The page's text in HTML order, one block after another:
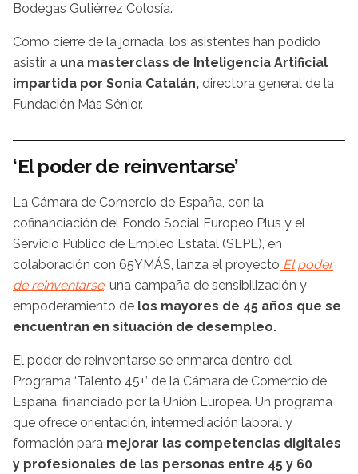
Bodegas Gutiérrez Colosía.
Como cierre de la jornada, los asistentes han podido
asistir a una masterclass de Inteligencia Artificial
impartida por Sonia Catalán, directora general de la
Fundación Más Sénior.
‘El poder de reinventarse’
La Cámara de Comercio de España, con la
cofinanciación del Fondo Social Europeo Plus y el
Servicio Público de Empleo Estatal (SEPE), en
colaboración con 65YMÁS, lanza el proyecto El poder
de reinventarse, una campaña de sensibilización y
empoderamiento de los mayores de 45 años que se
encuentran en situación de desempleo.
El poder de reinventarse se enmarca dentro del
Programa ‘Talento 45+’ de la Cámara de Comercio de
España, financiado por la Unión Europea. Un programa
que ofrece orientación, intermediación laboral y
formación para mejorar las competencias digitales
y profesionales de las personas entre 45 y 60